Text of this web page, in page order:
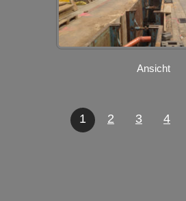
Ansicht
1 2 3 4